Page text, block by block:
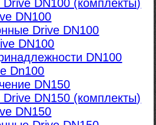
DN100 (комплекты)
DN100
Drive DN100
DN100
DN100
Dn100
DN150
DN150 (комплекты)
DN150